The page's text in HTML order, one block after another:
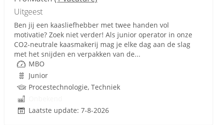
Uitgeest
Ben jij een kaasliefhebber met twee handen vol
motivatie? Zoek niet verder! Als junior operator in onze
CO2-neutrale kaasmakerij mag je elke dag aan de slag
met het snijden en verpakken van de...
MBO
Junior
Procestechnologie, Techniek
Laatste update: 7-8-2026